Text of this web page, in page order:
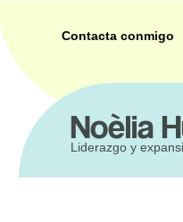
contenido
Contacta conmigo
Noèlia
Liderazgo y